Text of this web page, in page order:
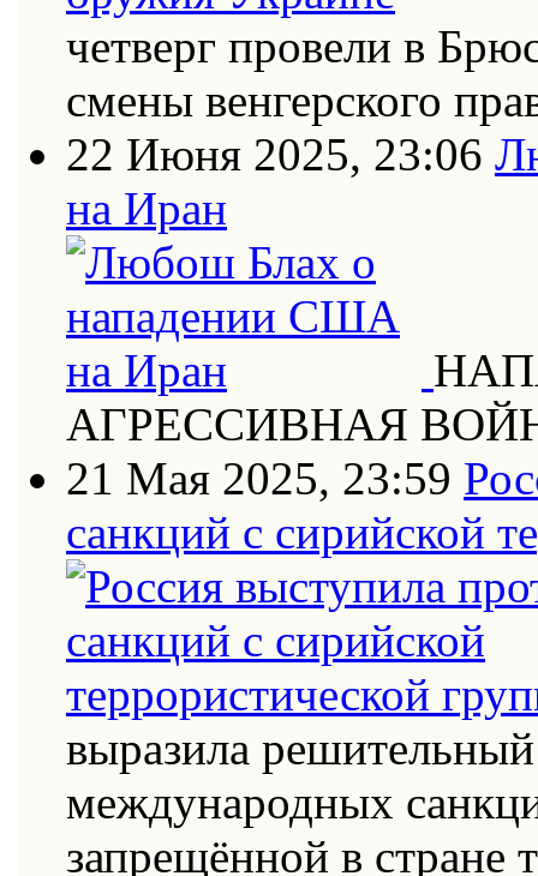
четверг провели в
смены венгерского
22 Июня 2025, 23:06
на Иран
АГРЕССИВНАЯ
21 Мая 2025, 23:59
санкций с сирийской
выразила
международных
запрещённой в стране